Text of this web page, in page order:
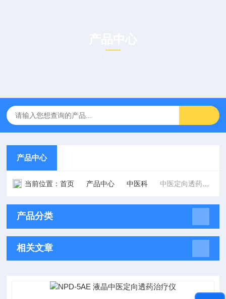
产品中心
当前位置：首页 产品中心 中医科 中医定向透药治疗仪
产品分类
相关文章